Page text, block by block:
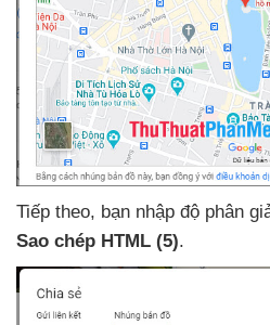
Tiếp theo, bạn nhập độ phân
Sao chép HTML (5).